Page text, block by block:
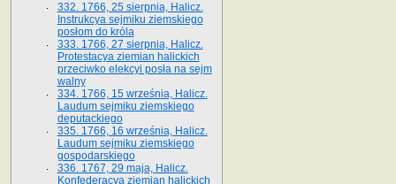
332. 1766, 25 sierpnia, Halicz.
Instrukcya sejmiku ziemskiego
posłom do króla
333. 1766, 27 sierpnia, Halicz.
Protestacya ziemian halickich
przeciwko elekcyi posła na sejm
walny
334. 1766, 15 września, Halicz.
Laudum sejmiku ziemskiego
deputackiego
335. 1766, 16 września, Halicz.
Laudum sejmiku ziemskiego
gospodarskiego
336. 1767, 29 maja, Halicz.
Konfederacya ziemian halickich